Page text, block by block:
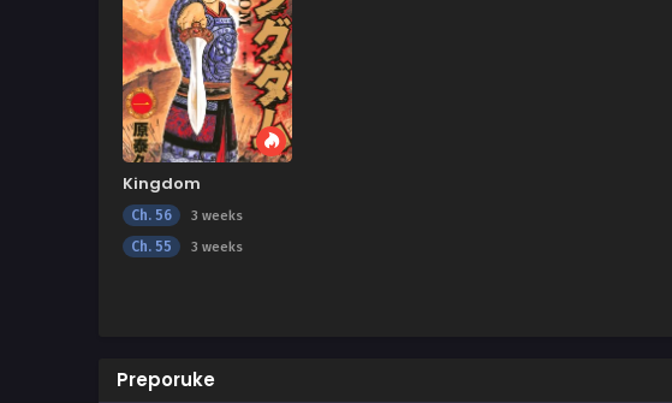
Kingdom
Ch. 56 3 weeks
Ch. 55 3 weeks
Preporuke